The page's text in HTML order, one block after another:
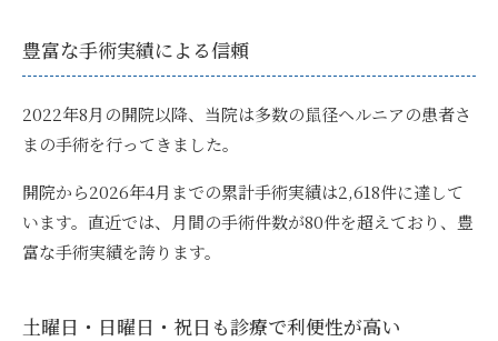
豊富な手術実績による信頼
2022年8月の開院以降、当院は多数の鼠径ヘルニアの患者さ
まの手術を行ってきました。
開院から2026年4月までの累計手術実績は2,618件に達して
います。直近では、月間の手術件数が80件を超えており、豊
富な手術実績を誇ります。
土曜日・日曜日・祝日も診療で利便性が高い